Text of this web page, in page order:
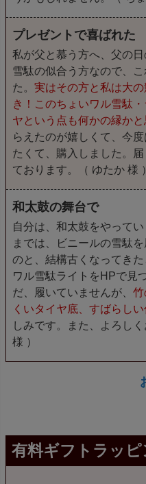
プレゼントで喜ばれた
私が父と慕う方へ、父の
雪駄の似合う方なので、
た。実はその方と私は大
き！このちょいワル雪駄
ヤという点も何かの縁かと
らえたのが嬉しくて、今
たくて、購入しました。
ております。（ ゆたか 様 ）
和太鼓の舞台で
自分は、和太鼓をやって
までは、ビニールの雪駄
のと、結構古くなってき
ワル雪駄ライトをHPで見
だ、履いていませんが、竹
くいタイヤ底、すばらしい
しみです。また、よろし
様 ）
有料ギフトラッピ